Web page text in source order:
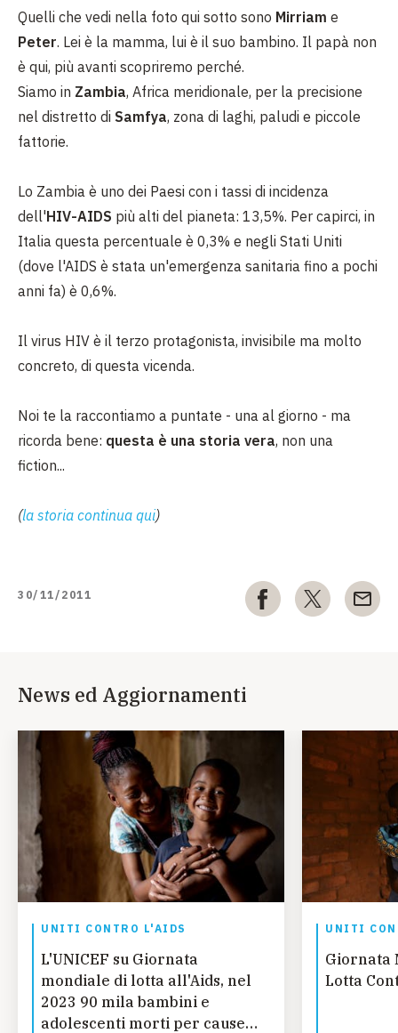
Quelli che vedi nella foto qui sotto sono Mirriam e
Peter. Lei è la mamma, lui è il suo bambino. Il papà non
è qui, più avanti scopriremo perché.
Siamo in Zambia, Africa meridionale, per la precisione
nel distretto di Samfya, zona di laghi, paludi e piccole
fattorie.
Lo Zambia è uno dei Paesi con i tassi di incidenza
dell'HIV-AIDS più alti del pianeta: 13,5%. Per capirci, in
Italia questa percentuale è 0,3% e negli Stati Uniti
(dove l'AIDS è stata un'emergenza sanitaria fino a pochi
anni fa) è 0,6%.
Il virus HIV è il terzo protagonista, invisibile ma molto
concreto, di questa vicenda.
Noi te la raccontiamo a puntate - una al giorno - ma
ricorda bene: questa è una storia vera, non una
fiction...
(la storia continua qui)
30/11/2011
News ed Aggiornamenti
UNITI CONTRO L'AIDS
L'UNICEF su Giornata
mondiale di lotta all'Aids, nel
2023 90 mila bambini e
adolescenti morti per cause
UNITI
Giornata
Lotta